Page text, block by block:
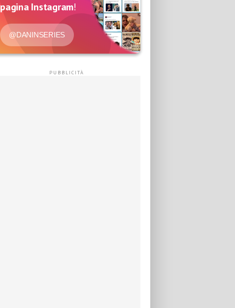
pagina Instagram!
@DANINSERIES